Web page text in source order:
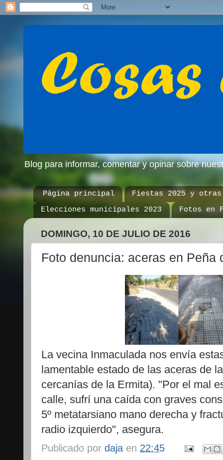
Blog para informar, comentar y opinar sobre
Página principal
Fiestas 2025 y otras
Elecciones municipales 2023
Fotos en
DOMINGO, 10 DE JULIO DE 2016
Foto denuncia: aceras en Peña
La vecina Inmaculada nos envía
lamentable estado de las aceras de
cercanías de la Ermita). "Por el mal
calle, sufrí una caída con graves
5º metatarsiano mano derecha y
radio izquierdo", asegura.
Publicado por daja en 22:45